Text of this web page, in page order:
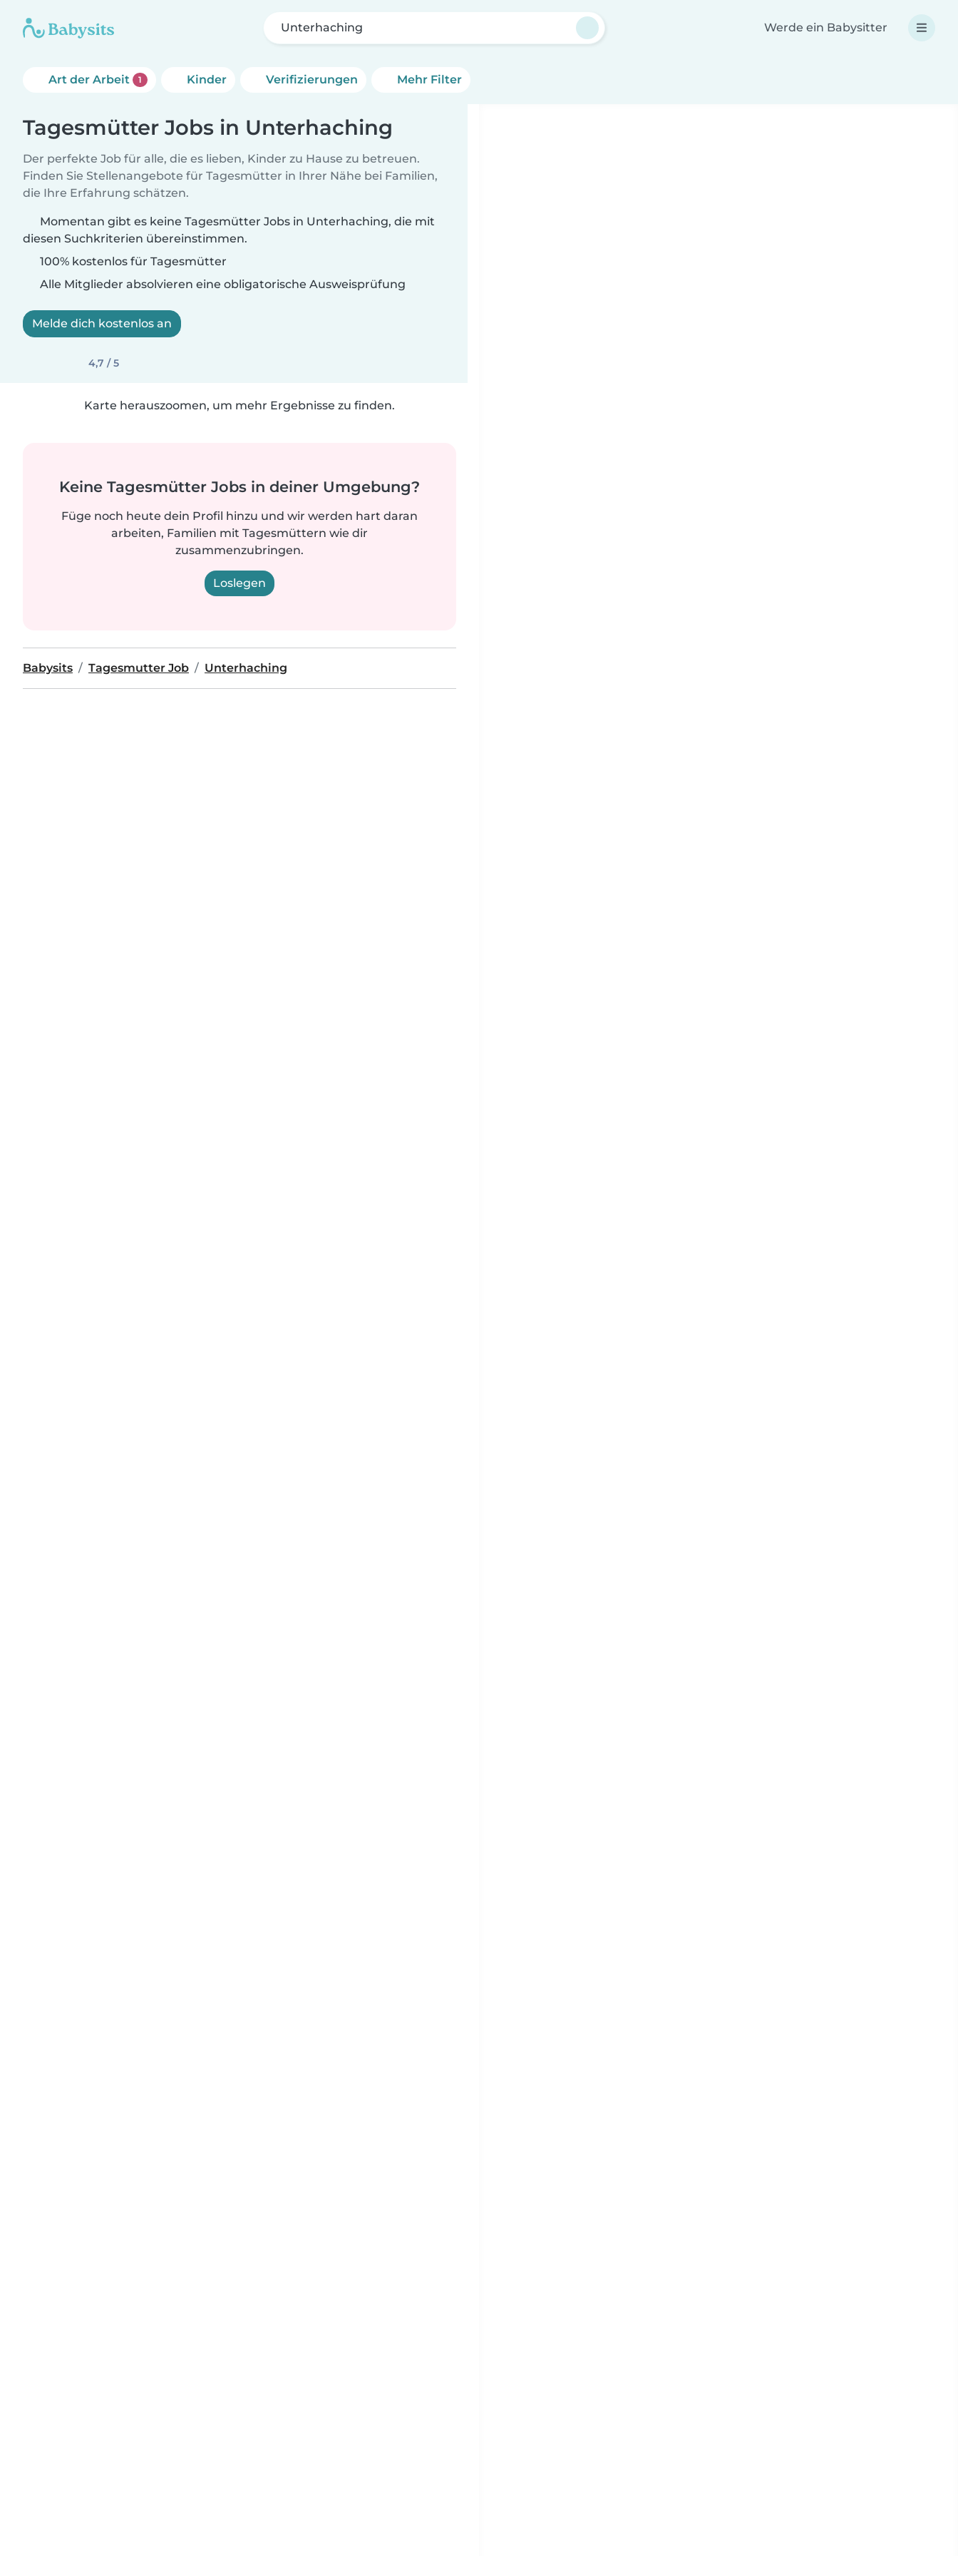
Unterhaching Werde ein Babysitter
Art der Arbeit 1 Kinder Verifizierungen Mehr Filter
Tagesmütter Jobs in Unterhaching
Der perfekte Job für alle, die es lieben, Kinder zu Hause zu betreuen.
Finden Sie Stellenangebote für Tagesmütter in Ihrer Nähe bei Familien,
die Ihre Erfahrung schätzen.
Momentan gibt es keine Tagesmütter Jobs in Unterhaching, die mit
diesen Suchkriterien übereinstimmen.
100% kostenlos für Tagesmütter
Alle Mitglieder absolvieren eine obligatorische Ausweisprüfung
Melde dich kostenlos an
4,7 / 5
Karte herauszoomen, um mehr Ergebnisse zu finden.
Keine Tagesmütter Jobs in deiner Umgebung?
Füge noch heute dein Profil hinzu und wir werden hart daran
arbeiten, Familien mit Tagesmüttern wie dir
zusammenzubringen.
Loslegen
Babysits Tagesmutter Job Unterhaching